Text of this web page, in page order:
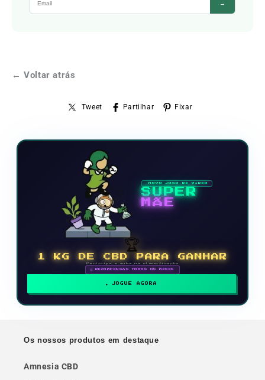
→
← Voltar atrás
Tweet Partilhar Fixar
NOVO JOGO DE VÍDEO
SUPER
MÃE
🏆
1 KG DE CBD PARA GANHAR
Participe e suba na classificação
🗓 RECOMPENSAS TODOS OS MESES
JOGUE AGORA
Os nossos produtos em destaque
Amnesia CBD